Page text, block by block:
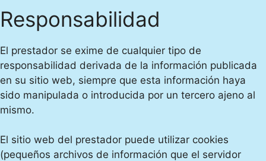
Responsabilidad
El prestador se exime de cualquier tipo de
responsabilidad derivada de la información publicada
en su sitio web, siempre que esta información haya
sido manipulada o introducida por un tercero ajeno al
mismo.
El sitio web del prestador puede utilizar cookies
(pequeños archivos de información que el servidor